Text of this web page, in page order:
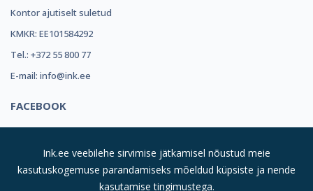
Kontor ajutiselt suletud
KMKR: EE101584292
Tel.: +372 55 800 77
E-mail: info@ink.ee
FACEBOOK
Ink.ee veebilehe sirvimise jätkamisel nõustud meie
kasutuskogemuse parandamiseks mõeldud küpsiste ja nende
kasutamise tingimustega.